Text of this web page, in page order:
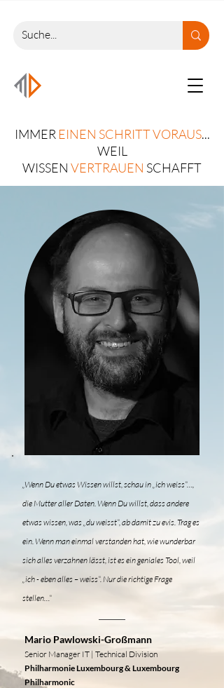
IMMER EINEN SCHRITT VORAUS...
WEIL
WISSEN VERTRAUEN SCHAFFT
„Wenn Du etwas Wissen willst, schau in „ich weiss“…,
dieMutter aller Daten. Wenn Du willst, dass andere
etwaswissen, was „du weisst“, ab damit zu evis. Trag es
ein.Wenn man einmal verstanden hat, wie wunderbar
sich allesverzahnen lässt, ist es ein geniales Tool, weil
„ich - ebenalles – weiss“. Nur die richtige Frage
stellen…“
Mario Pawlowski-Großmann
Senior Manager IT | Technical Division
Philharmonie Luxembourg & Luxembourg
Philharmonic